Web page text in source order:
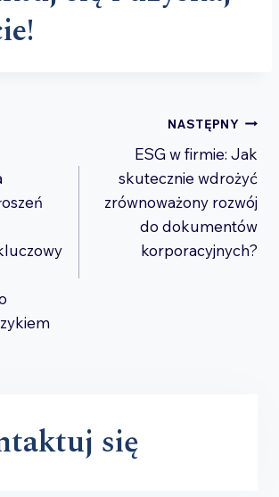
NASTĘPNY
ESG w firmie: Jak
skutecznie wdrożyć
zrównoważony rozwój
do dokumentów
korporacyjnych?
się